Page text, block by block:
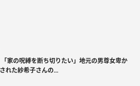
「家の呪縛を断ち切りたい」地元の男尊女卑か
れた紗希子さんの...